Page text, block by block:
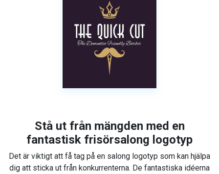
Stå ut från mängden med en
fantastisk frisörsalong logotyp
Det är viktigt att få tag på en salong logotyp som kan hjälpa
dig att sticka ut från konkurrenterna. De fantastiska idéerna